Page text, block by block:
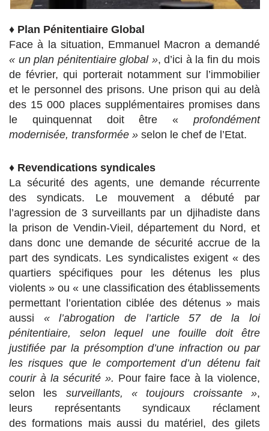
♦ Plan Pénitentiaire Global
Face à la situation, Emmanuel Macron a demandé
« un plan pénitentiaire global », d’ici à la fin du mois
de février, qui porterait notamment sur l’immobilier
et le personnel des prisons. Une prison qui au delà
des 15 000 places supplémentaires promises dans
le quinquennat doit être « profondément
modernisée, transformée » selon le chef de l’Etat.
♦ Revendications syndicales
La sécurité des agents, une demande récurrente
des syndicats. Le mouvement a débuté par
l’agression de 3 surveillants par un djihadiste dans
la prison de Vendin-Vieil, département du Nord, et
dans donc une demande de sécurité accrue de la
part des syndicats. Les syndicalistes exigent « des
quartiers spécifiques pour les détenus les plus
violents » ou « une classification des établissements
permettant l’orientation ciblée des détenus » mais
aussi « l’abrogation de l’article 57 de la loi
pénitentiaire, selon lequel une fouille doit être
justifiée par la présomption d’une infraction ou par
les risques que le comportement d’un détenu fait
courir à la sécurité ». Pour faire face à la violence,
selon les surveillants, « toujours croissante »,
leurs représentants syndicaux réclament
des formations mais aussi du matériel, des gilets